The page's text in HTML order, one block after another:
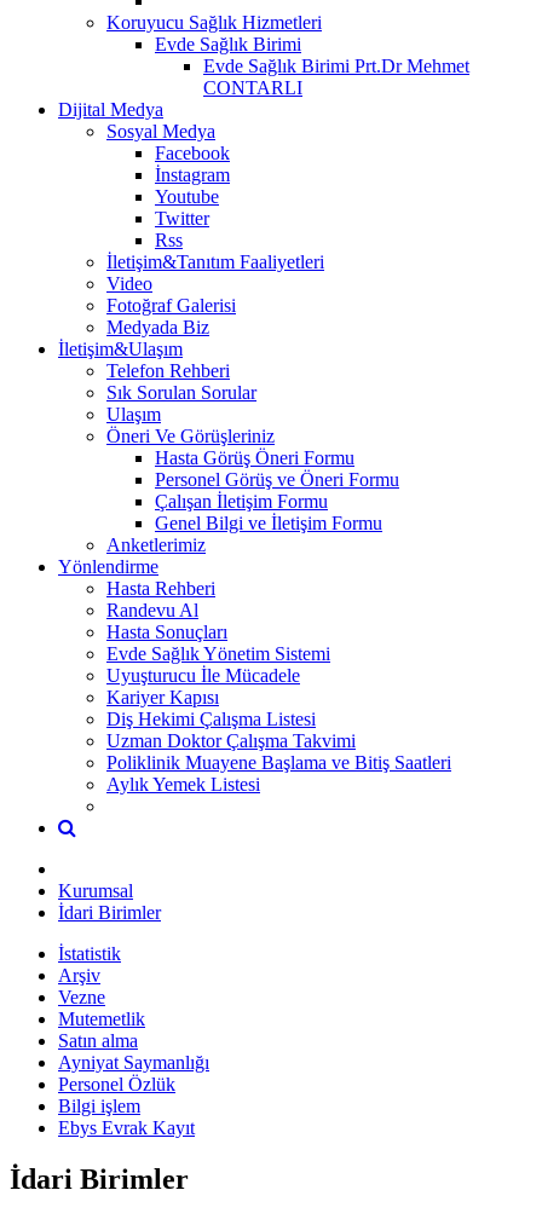
Koruyucu Sağlık Hizmetleri
Evde Sağlık Birimi
Evde Sağlık Birimi Prt.Dr Mehmet
CONTARLI
Dijital Medya
Sosyal Medya
Facebook
İnstagram
Youtube
Twitter
Rss
İletişim&Tanıtım Faaliyetleri
Video
Fotoğraf Galerisi
Medyada Biz
İletişim&Ulaşım
Telefon Rehberi
Sık Sorulan Sorular
Ulaşım
Öneri Ve Görüşleriniz
Hasta Görüş Öneri Formu
Personel Görüş ve Öneri Formu
Çalışan İletişim Formu
Genel Bilgi ve İletişim Formu
Anketlerimiz
Yönlendirme
Hasta Rehberi
Randevu Al
Hasta Sonuçları
Evde Sağlık Yönetim Sistemi
Uyuşturucu İle Mücadele
Kariyer Kapısı
Diş Hekimi Çalışma Listesi
Uzman Doktor Çalışma Takvimi
Poliklinik Muayene Başlama ve Bitiş Saatleri
Aylık Yemek Listesi
Kurumsal
İdari Birimler
İstatistik
Arşiv
Vezne
Mutemetlik
Satın alma
Ayniyat Saymanlığı
Personel Özlük
Bilgi işlem
Ebys Evrak Kayıt
İdari Birimler